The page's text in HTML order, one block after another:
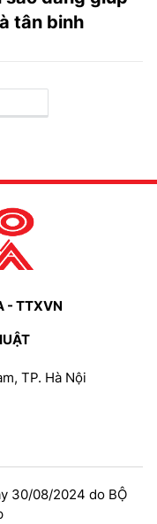
tân binh
- TTXVN
TP. Hà Nội
30/08/2024 do BỘ